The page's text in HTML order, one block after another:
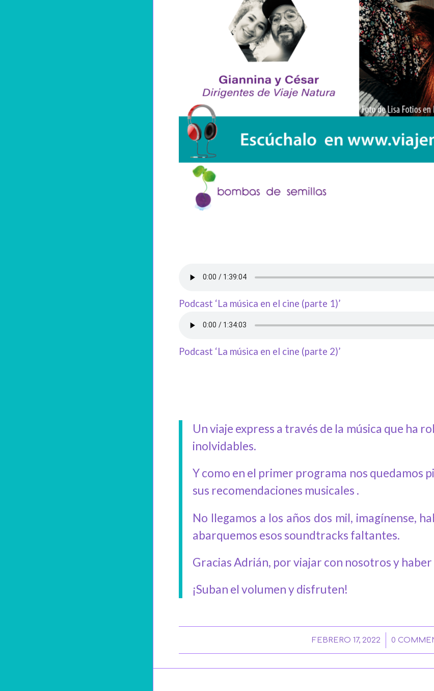
Podcast ‘La música en el cine (parte 1)’
Podcast ‘La música en el cine (parte 2)’
Un viaje express a través de la música que ha
inolvidables.
Y como en el primer programa nos quedamos
sus recomendaciones musicales .
No llegamos a los años dos mil, imagínense,
abarquemos esos soundtracks faltantes.
Gracias Adrián, por viajar con nosotros y
¡Suban el volumen y disfruten!
FEBRERO 17, 2022
/ 0 /